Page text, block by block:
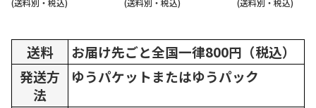
(送料別・税込) (送料別・税込) (送料別・税込)
送料
お届け先ごと全国一律800円（税込）
発送方
法
ゆうパケットまたはゆうパック